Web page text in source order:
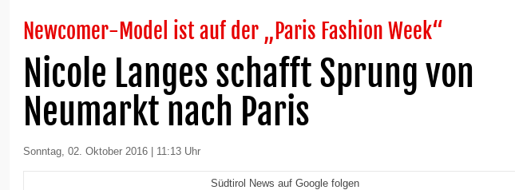
Newcomer-Model ist auf der „Paris Fashion Week“
Nicole Langes schafft Sprung von
Neumarkt nach Paris
Sonntag, 02. Oktober 2016 | 11:13 Uhr
Südtirol News auf Google folgen